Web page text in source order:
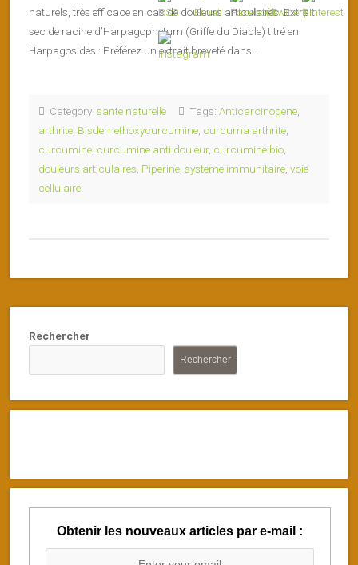
naturels, très efficace en cas de douleurs articulaires. Extrait
sec de racine d’Harpagophytum (Griffe du Diable) titré en
Harpagosides : Préférez un extrait breveté dans…
Category: sante naturelle Tags: Anticarcinogene
arthrite Bisdemethoxycurcumine curcuma arthrite
curcumine curcumine anti douleur, curcumine bio
douleurs articulaires Piperine systeme immunitaire voie
cellulaire
Rechercher
Rechercher
Obtenir les nouveaux articles par e-mail :